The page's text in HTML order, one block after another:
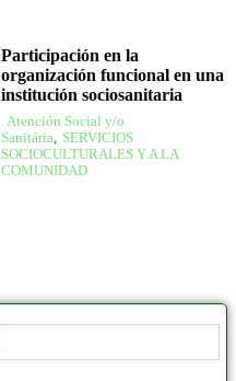
Participación en la
organización funcional en una
institución sociosanitaria
Atención Social y/o
Sanitária, SERVICIOS
SOCIOCULTURALES Y A LA
COMUNIDAD